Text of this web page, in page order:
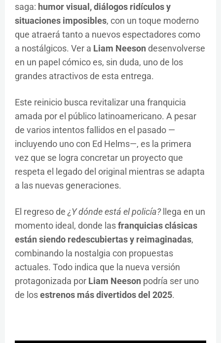
saga: humor visual, diálogos ridículos y
situaciones imposibles, con un toque moderno
que atraerá tanto a nuevos espectadores como
a nostálgicos. Ver a Liam Neeson desenvolverse
en un papel cómico es, sin duda, uno de los
grandes atractivos de esta entrega.
Este reinicio busca revitalizar una franquicia
amada por el público latinoamericano. A pesar
de varios intentos fallidos en el pasado —
incluyendo uno con Ed Helms—, es la primera
vez que se logra concretar un proyecto que
respeta el legado del original mientras se adapta
a las nuevas generaciones.
El regreso de¿Y dónde está el policía?llega en un
momento ideal, donde lasfranquicias clásicas
están siendo redescubiertas y reimaginadas,
combinando la nostalgia con propuestas
actuales. Todo indica que la nueva versión
protagonizada por Liam Neeson podría ser uno
de losestrenos más divertidos del 2025.